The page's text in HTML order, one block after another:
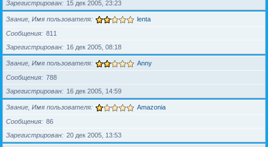
Зарегистрирован
15 дек 2005, 23:23
Звание, Имя пользователя lenta
Сообщения
811
Зарегистрирован
16 дек 2005, 08:18
Звание, Имя пользователя Anny
Сообщения
788
Зарегистрирован
16 дек 2005, 14:59
Звание, Имя пользователя Amazonia
Сообщения
86
Зарегистрирован
20 дек 2005, 13:53